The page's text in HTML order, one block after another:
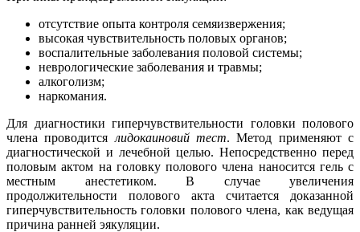
отсутствие опыта контроля семяизвержения;
высокая чувствительность половых органов;
воспалительные заболевания половой системы;
неврологические заболевания и травмы;
алкоголизм;
наркомания.
Для диагностики гиперчувствительности головки полового
члена проводится лидокаиновий тест. Метод применяют с
диагностической и лечебной целью. Непосредственно перед
половым актом на головку полового члена наносится гель с
местным анестетиком. В случае увеличения
продолжительности полового акта считается доказанной
гиперчувствительность головки полового члена, как ведущая
причина ранней эякуляции.